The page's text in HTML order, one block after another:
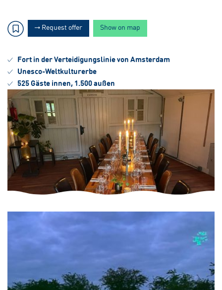
Request offer Show on map
Fort in der Verteidigungslinie von Amsterdam
Unesco-Weltkulturerbe
525 Gäste innen, 1.500 außen